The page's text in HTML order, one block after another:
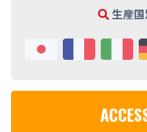
生産